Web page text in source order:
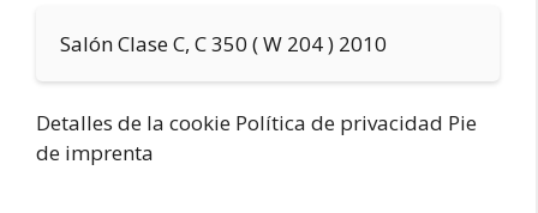
Salón Clase C, C 350 ( W 204 ) 2010
Detalles de la cookie Política de privacidad Pie
de imprenta